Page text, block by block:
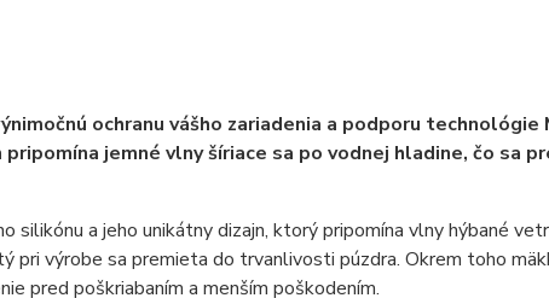
ochranu vášho zariadenia a podporu technológie
jemné vlny šíriace sa po vodnej hladine, čo sa
silikónu a jeho unikátny dizajn, ktorý pripomína vlny hýbané
pri výrobe sa premieta do trvanlivosti púzdra. Okrem toho
pred poškriabaním a menším poškodením.